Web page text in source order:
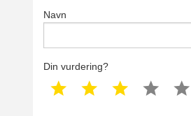
Navn
Din vurdering?
1 star 2 star 3 star 4 star